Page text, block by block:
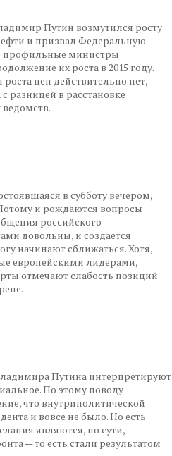
Путин возмутился росту
и призвал Федеральную
профильные министры
их роста в 2015 году.
цен действительно нет,
разницей в расстановке
в субботу вечером,
и рождаются вопросы
российского
довольны, и создается
начинают сближаться. Хотя,
европейскими лидерами,
отмечают слабость позиций
Путина интерпретируют
По этому поводу
что внутриполитической
и вовсе не было. Но есть
являются, по сути,
— то есть стали результатом